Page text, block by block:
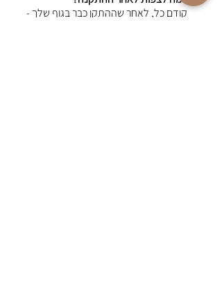
קודם כל, לאחר שההתקן כבר בגוף שלך -